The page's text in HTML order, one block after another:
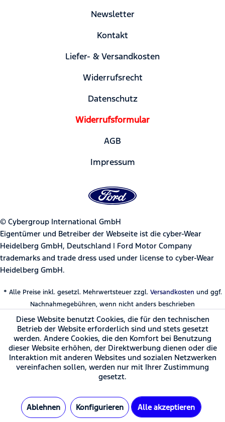
Newsletter
Kontakt
Liefer- & Versandkosten
Widerrufsrecht
Datenschutz
Widerrufsformular
AGB
Impressum
© Cybergroup International GmbH
Eigentümer und Betreiber der Webseite ist die cyber-Wear
Heidelberg GmbH, Deutschland | Ford Motor Company
trademarks and trade dress used under license to cyber-Wear
Heidelberg GmbH.
* Alle Preise inkl. gesetzl. Mehrwertsteuer zzgl. Versandkosten und ggf.
Nachnahmegebühren, wenn nicht anders beschrieben
Diese Website benutzt Cookies, die für den technischen
Betrieb der Website erforderlich sind und stets gesetzt
werden. Andere Cookies, die den Komfort bei Benutzung
dieser Website erhöhen, der Direktwerbung dienen oder die
Interaktion mit anderen Websites und sozialen Netzwerken
vereinfachen sollen, werden nur mit Ihrer Zustimmung
gesetzt.
Ablehnen Konfigurieren Alle akzeptieren